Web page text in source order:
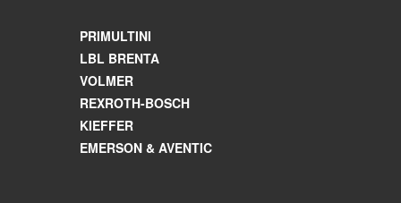
PRIMULTINI
LBL BRENTA
VOLMER
REXROTH-BOSCH
KIEFFER
EMERSON & AVENTIC